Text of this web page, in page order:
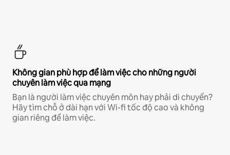
Không gian phù hợp để làm việc cho những người
chuyên làm việc qua mạng
Bạn là người làm việc chuyên môn hay phải di chuyển?
Hãy tìm chỗ ở dài hạn với Wi-fi tốc độ cao và không
gian riêng để làm việc.